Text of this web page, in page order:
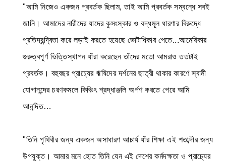
"আমি নিজেও একজন প্রবর্তক ছিলাম, তাই আমি প্রবর্তক সম্বন্ধে সবই
জানি। আমাদের নারীদের যাদের কুসংস্কার ও বদ্ধমূল ধারণার বিরুদ্ধে
প্রতিদ্বন্দ্বিতা করে লড়াই করতে হয়েছে ভোটাধিকার পেতে...আমেরিকার
গুরুত্বপূর্ণ ভিত্তিস্থাপন যাঁরা করেছেন তাঁদের মতো আমরাও ততটাই
প্রবর্তক। বহুবছর প্রাচ্যের ঋষিদের দর্শনের ছাত্রী থাকার কারণে স্বামী
যোগানন্দের চরণকমলে কিঞ্চিৎ শ্রদ্ধাঞ্জলি অর্পণ করতে পেরে আমি
আনন্দিত…
"তিনি পৃথিবীর জন্য একজন অসাধারণ আচার্য যাঁর শিক্ষা এই শতাব্দীর জন্য
উপযুক্ত। আমার মনে হোত তিনি যেন এই দেশের কর্মদক্ষতা ও প্রাচ্যের